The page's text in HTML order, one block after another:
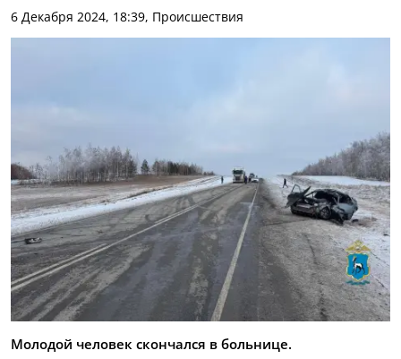
6 Декабря 2024, 18:39, Происшествия
Молодой человек скончался в больнице.